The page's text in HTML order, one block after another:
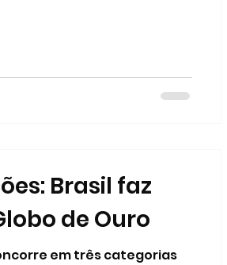
Brasil faz
de Ouro
em três categorias